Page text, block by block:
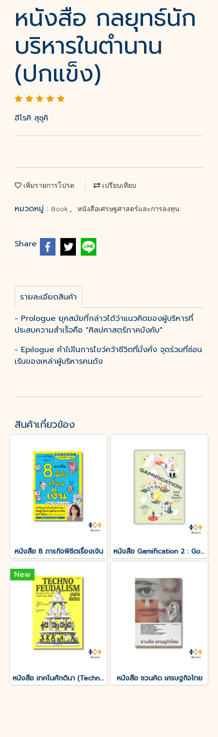
หนังสือ กลยุทธ์นัก
บริหารในตำนาน
(ปกแข็ง)
ฮิโรคิ สุซุคิ
เพิ่มรายการโปรด เปรียบเทียบ
หมวดหมู่ : Book , หนังสือเศรษฐศาสตร์และการลงทุน
Share
รายละเอียดสินค้า
- Prologue ยุคสมัยที่กล่าวได้ว่าแนวคิดของผู้บริหารที่
ประสบความสำเร็จคือ "ศิลปศาสตร์ภาคบังคับ"
- Epilogue คำใบ้ในการไขว่คว้าชีวิตที่มั่งคั่ง จุดร่วมที่ซ่อน
เร้นของเหล่าผู้บริหารคนดัง
สินค้าเกี่ยวข้อง
หนังสือ 8 ภารกิจพิชิตเรื่องเงิน หนังสือ Gamification 2 : Goal-Gap-Gamify จูงใจคนด้วยกลไกเกม 2
New
หนังสือ เทคโนศักดินา (Technofeudalism) หนังสือ ชวนคิด เศรษฐกิจไทย